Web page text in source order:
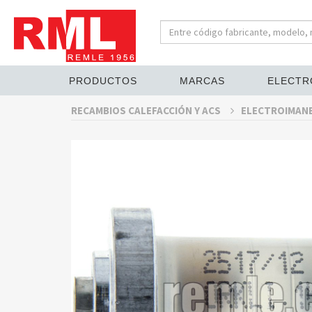
PRODUCTOS MARCAS
RECAMBIOS CALEFACCIÓN Y ACS